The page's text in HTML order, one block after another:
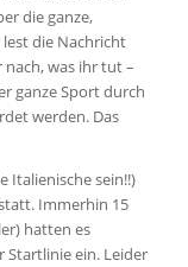
die ganze,
die Nachricht
was ihr tut –
ganze Sport durch
werden. Das
Italienische sein!!)
Immerhin 15
hatten es
Startlinie ein. Leider